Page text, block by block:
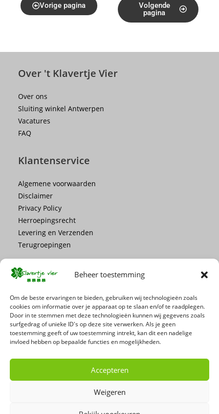
Beheer toestemming
Om de beste ervaringen te bieden, gebruiken wij technologieën zoals
cookies om informatie over je apparaat op te slaan en/of te raadplegen.
Door in te stemmen met deze technologieën kunnen wij gegevens zoals
surfgedrag of unieke ID's op deze site verwerken. Als je geen
toestemming geeft of uw toestemming intrekt, kan dit een nadelige
invloed hebben op bepaalde functies en mogelijkheden.
Accepteren
Weigeren
Vorige pagina
Volgende
pagina
Over 't Klavertje Vier
Over ons
Sluiting winkel Antwerpen
Vacatures
FAQ
Klantenservice
Algemene voorwaarden
Disclaimer
Privacy Policy
Herroepingsrecht
Levering en Verzenden
Terugroepingen
Mis geen enkele actie of promotie!
Schrijf je in voor onze nieuwsbrief